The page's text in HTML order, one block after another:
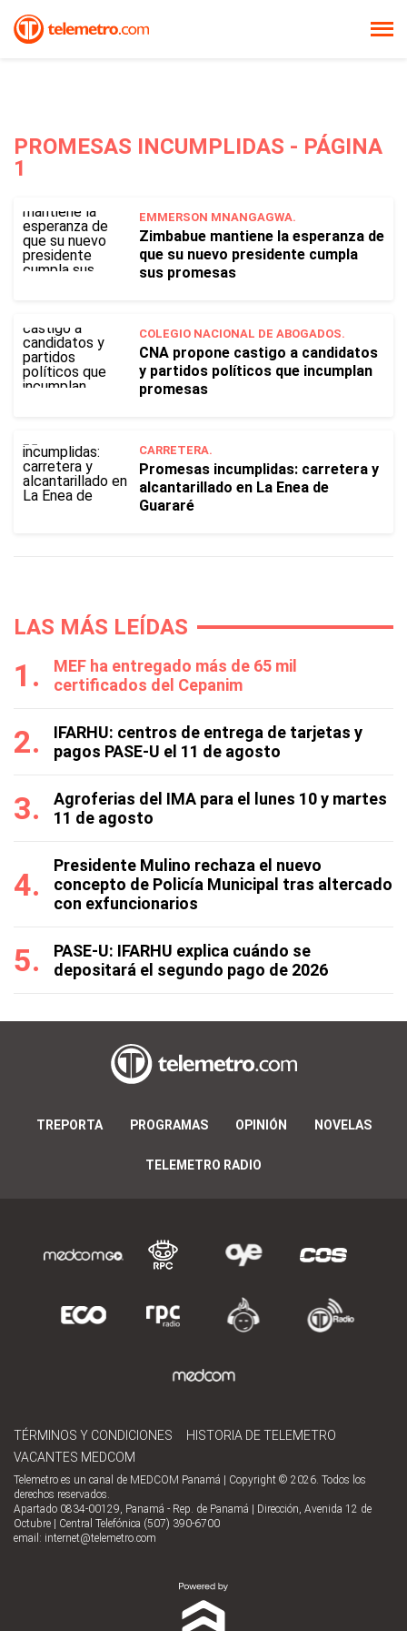
PROMESAS INCUMPLIDAS - PÁGINA
1
EMMERSON MNANGAGWA.
Zimbabue mantiene la esperanza de
que su nuevo presidente cumpla
sus promesas
COLEGIO NACIONAL DE ABOGADOS.
CNA propone castigo a candidatos
y partidos políticos que incumplan
promesas
CARRETERA.
Promesas incumplidas: carretera y
alcantarillado en La Enea de
Guararé
LAS MÁS LEÍDAS
MEF ha entregado más de 65 mil
certificados del Cepanim
IFARHU: centros de entrega de tarjetas y
pagos PASE-U el 11 de agosto
Agroferias del IMA para el lunes 10 y martes
11 de agosto
Presidente Mulino rechaza el nuevo
concepto de Policía Municipal tras altercado
con exfuncionarios
PASE-U: IFARHU explica cuándo se
depositará el segundo pago de 2026
TREPORTA PROGRAMAS OPINIÓN NOVELAS
TELEMETRO RADIO
TÉRMINOS Y CONDICIONES
HISTORIA DE TELEMETRO
VACANTES MEDCOM
Telemetro es un canal de MEDCOM Panamá | Copyright © 2026. Todos los
derechos reservados.
Apartado 0834-00129, Panamá - Rep. de Panamá | Dirección, Avenida 12 de
Octubre | Central Telefónica (507) 390-6700
email: internet@telemetro.com